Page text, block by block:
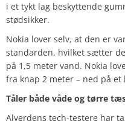
i et tykt lag beskyttende
stødsikker.
Nokia lover selv, at den er
standarden, hvilket sætter
på 1,5 meter vand. Nokia
fra knap 2 meter – ned på
Tåler både våde og tørre
Alverdens tech-testere har